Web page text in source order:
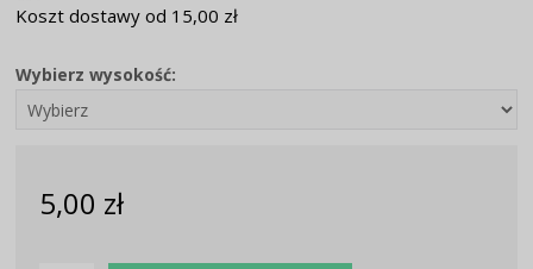
Koszt dostawy od 15,00 zł
Wybierz wysokość:
5,00 zł